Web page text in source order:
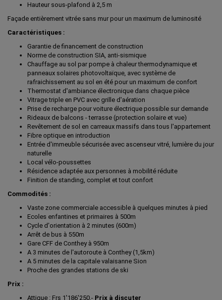
Hauteur sous-plafond à 2,5 m
Façade entièrement vitrée sans mur pour un maximum de luminosité
Caractéristiques :
Garantie de financement de construction
Norme de construction SIA, anti-sismique
Chauffage au sol par pompe à chaleur thermodynamique et
panneaux solaires photovoltaïque, avec système de
rafraichissement au sol en été pour un maximum de confort
Thermostat d'ambiance électronique dans chaque pièce
Vitrage triple en PVC avec grille d'aération
Prise de recharge pour voiture électrique possible sur demande
Rideaux de balcons - terrasse (protection solaire et vue)
Revêtement de sol en carreaux massifs dans tous l'appartement
Fibre optique en introduction
Entrée d'immeuble sécurisée avec ascenseur vitré, lumière du jour
naturelle
Local vélo-poussettes
Résidence adaptée aux personnes à mobilité réduite
Finition de standing, complet et tout confort
Commodités :
Vaste zone commerciale accessible à quelques minutes à pied
Ecoles enfantines et primaires à 500m
Cycle d'orientation à 2 minutes (600m)
Arrêt de bus à 550m
Gare CFF de Conthey à 950m
A 3 minutes de l'autoroute à Conthey (1,5km)
A 5 minutes de la capitale valaisanne Sion
Proche des grandes stations de ski
Prix :
Attique : Frs 1'186'250.- Prix à discuter